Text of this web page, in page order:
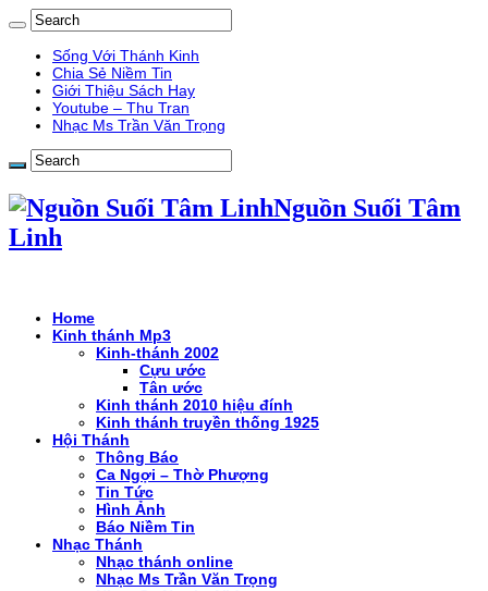
Sống Với Thánh Kinh
Chia Sẻ Niềm Tin
Giới Thiệu Sách Hay
Youtube – Thu Tran
Nhạc Ms Trần Văn Trọng
Nguồn Suối Tâm
Linh
Home
Kinh thánh Mp3
Kinh-thánh 2002
Cựu ước
Tân ước
Kinh thánh 2010 hiệu đính
Kinh thánh truyền thống 1925
Hội Thánh
Thông Báo
Ca Ngợi – Thờ Phượng
Tin Tức
Hình Ảnh
Báo Niềm Tin
Nhạc Thánh
Nhạc thánh online
Nhạc Ms Trần Văn Trọng